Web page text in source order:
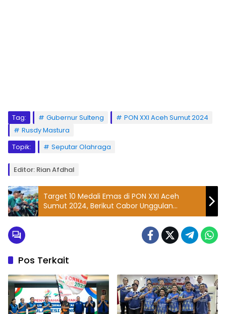
Tag: Gubernur Sulteng
PON XXI Aceh Sumut 2024
Rusdy Mastura
Topik:
Seputar Olahraga
Editor: Rian Afdhal
Target 10 Medali Emas di PON XXI Aceh
Sumut 2024, Berikut Cabor Unggulan
Sulawesi Tengah
Pos Terkait